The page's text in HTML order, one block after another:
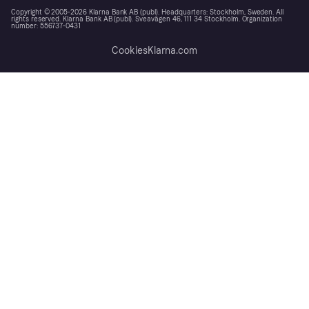
Copyright © 2005-2026 Klarna Bank AB (publ). Headquarters: Stockholm, Sweden. All
rights reserved. Klarna Bank AB (publ). Sveavägen 46, 111 34 Stockholm. Organization
number: 556737-0431
CookiesKlarna.com